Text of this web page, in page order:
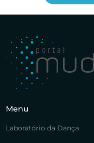
Menu
Laboratório da Dança